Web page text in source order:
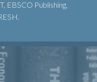
EBSCO Publishing,